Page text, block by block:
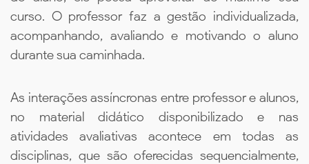
curso. O professor faz a gestão individualizada,
acompanhando, avaliando e motivando o aluno
durante sua caminhada.
As interações assíncronas entre professor e alunos,
no material didático disponibilizado e nas
atividades avaliativas acontece em todas as
disciplinas, que são oferecidas sequencialmente,